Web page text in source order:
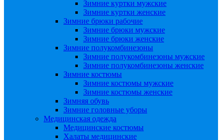
Зимние куртки мужские
Зимние куртки женские
Зимние брюки рабочие
Зимние брюки мужские
Зимние брюки женские
Зимние полукомбинезоны
Зимние полукомбинезоны мужские
Зимние полукомбинезоны женские
Зимние костюмы
Зимние костюмы мужские
Зимние костюмы женские
Зимняя обувь
Зимние головные уборы
Медицинская одежда
Медицинские костюмы
Халаты медицинские